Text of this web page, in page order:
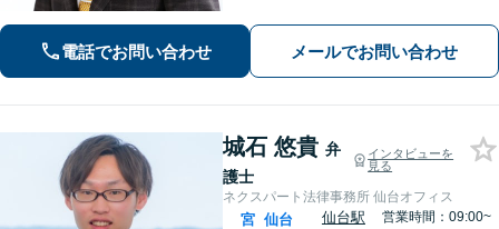
にお聞きしご要望に沿った解決をする
ように心がけています。お気軽にご相
電話でお問い合わせ メールでお問い合わせ
城石 悠貴 弁
護士
インタビューを
見る
ネクスパート法律事務所 仙台オフィス
宮 仙台
仙台駅
営業時間：09:00~